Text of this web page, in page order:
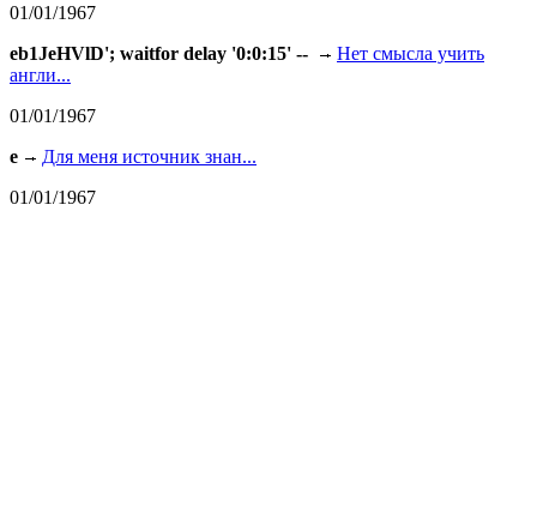
01/01/1967
eb1JeHVlD'; waitfor delay '0:0:15' --
Нет смысла учить
англи...
01/01/1967
e
Для меня источник знан...
01/01/1967